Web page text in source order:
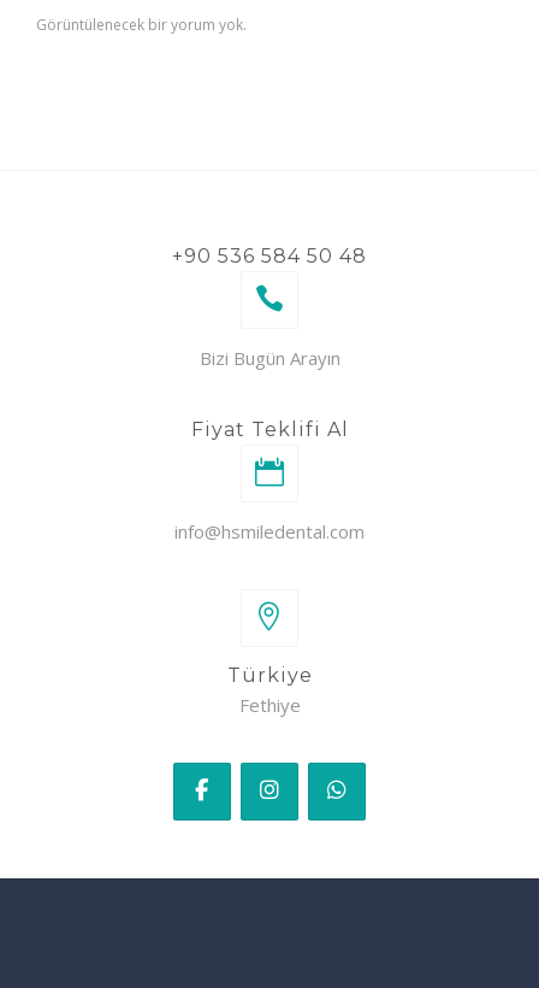
Görüntülenecek bir yorum yok.
+90 536 584 50 48
Bizi Bugün Arayın
Fiyat Teklifi Al
info@hsmiledental.com
Türkiye
Fethiye